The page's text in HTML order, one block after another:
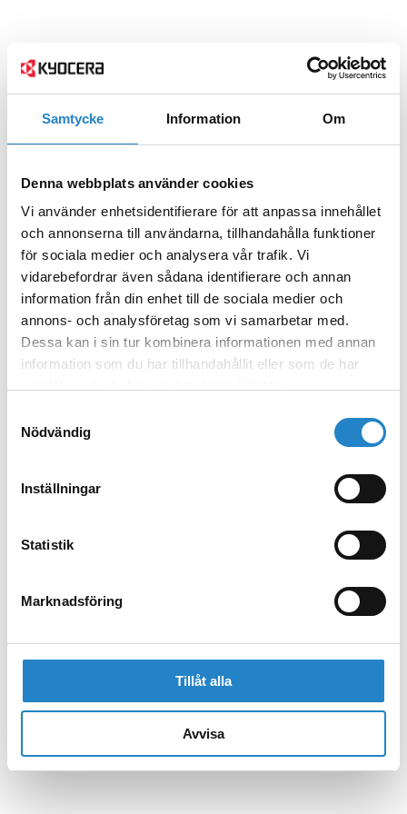
Samtycke Information Om
Denna webbplats använder cookies
Vi använder enhetsidentifierare för att anpassa innehållet
och annonserna till användarna, tillhandahålla funktioner
för sociala medier och analysera vår trafik. Vi
vidarebefordrar även sådana identifierare och annan
information från din enhet till de sociala medier och
annons- och analysföretag som vi samarbetar med.
Dessa kan i sin tur kombinera informationen med annan
information som du har tillhandahållit eller som de har
Nödvändig
Inställningar
Statistik
Marknadsföring
Tillåt alla
Avvisa